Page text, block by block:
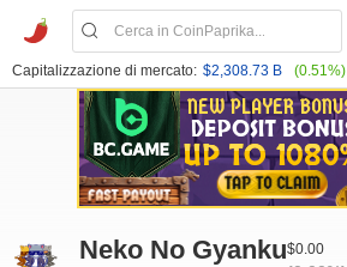
Capitalizzazione di mercato: $2,308.73 B (0.51%)
Neko No Gyanku$0.00